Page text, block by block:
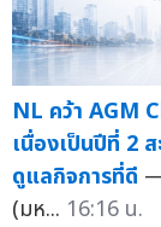
NL คว้า AGM
เนื่องเป็นปีที่ 2
ดูแลกิจการที่ดี
(มห... 16:16 น.